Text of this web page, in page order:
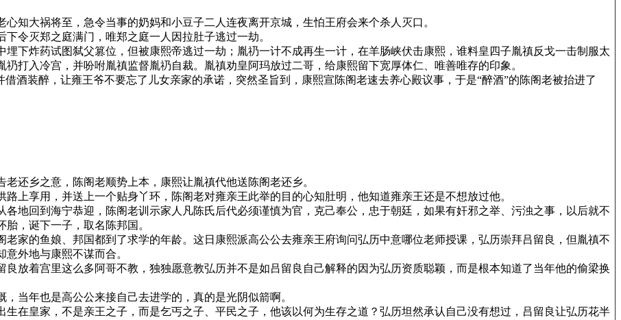
知大祸将至，急令当事的奶妈和小豆子二人连夜离开京城，生怕王府会来个杀人灭口。
令灭郑之庭满门，唯郑之庭一人因拉肚子逃过一劫。
下炸药试图弑父篡位，但被康熙帝逃过一劫；胤礽一计不成再生一计，在羊肠峡伏击康熙，谁料皇四子胤禛反戈一击制服太
打入冷宫，并吩咐胤禛监督胤礽自裁。胤禛劝皇阿玛放过二哥，给康熙留下宽厚体仁、唯善唯存的印象。
酒装醉，让雍王爷不要忘了儿女亲家的承诺，突然圣旨到，康熙宣陈阁老速去养心殿议事，于是“醉酒”的陈阁老被抬进了
还乡之意，陈阁老顺势上本，康熙让胤禛代他送陈阁老还乡。
上享用，并送上一个贴身丫环，陈阁老对雍亲王此举的目的心知肚明，他知道雍亲王还是不想放过他。
地回到海宁恭迎，陈阁老训示家人凡陈氏后代必须谨慎为官，克己奉公，忠于朝廷，如果有奸邪之举、污浊之事，以后就不
，诞下一子，取名陈邦国。
家的鱼娘、邦国都到了求学的年龄。这日康熙派高公公去雍亲王府询问弘历中意哪位老师授课，弘历崇拜吕留良，但胤禛不
外地与康熙不谋而合。
放着宫里这么多阿哥不教，独独愿意教弘历并不是如吕留良自己解释的因为弘历资质聪颖，而是根本知道了当年他的偷梁换
当年也是高公公来接自己去进学的，真的是光阴似箭啊。
在皇家，不是亲王之子，而是乞丐之子、平民之子，他该以何为生存之道？弘历坦然承认自己没有想过，吕留良让弘历花半